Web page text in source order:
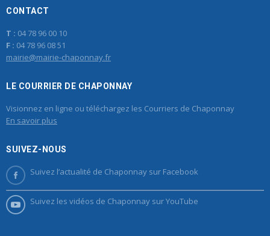
CONTACT
T : 04 78 96 00 10
F : 04 78 96 08 51
mairie@mairie-chaponnay.fr
LE COURRIER DE CHAPONNAY
Visionnez en ligne ou téléchargez les Courriers de Chaponnay
En savoir plus
SUIVEZ-NOUS
Suivez l’actualité de Chaponnay sur Facebook
Suivez les vidéos de Chaponnay sur YouTube